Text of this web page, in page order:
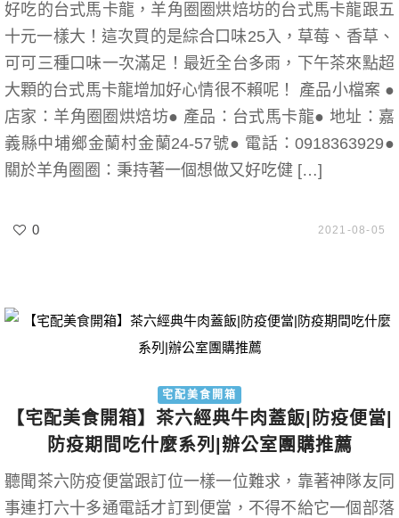
好吃的台式馬卡龍，羊角圈圈烘焙坊的台式馬卡龍跟五
十元一樣大！這次買的是綜合口味25入，草莓、香草、
可可三種口味一次滿足！最近全台多雨，下午茶來點超
大顆的台式馬卡龍增加好心情很不賴呢！ 產品小檔案 ●
店家：羊角圈圈烘焙坊● 產品：台式馬卡龍● 地址：嘉
義縣中埔鄉金蘭村金蘭24-57號● 電話：0918363929●
關於羊角圈圈：秉持著一個想做又好吃健 […]
0 2021-08-05
宅配美食開箱
【宅配美食開箱】茶六經典牛肉蓋飯|防疫便當|
防疫期間吃什麼系列|辦公室團購推薦
聽聞茶六防疫便當跟訂位一樣一位難求，靠著神隊友同
事連打六十多通電話才訂到便當，不得不給它一個部落